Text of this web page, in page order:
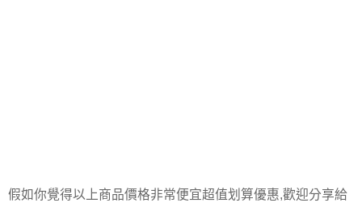
假如你覺得以上商品價格非常便宜超值划算優惠,歡迎分享給